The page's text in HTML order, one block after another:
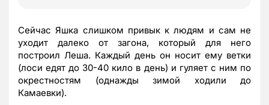
Сейчас Яшка слишком привык к людям и сам не
уходит далеко от загона, который для него
построил Леша. Каждый день он носит ему ветки
(лоси едят до 30-40 кило в день) и гуляет с ним по
окрестностям (однажды зимой ходили до
Камаевки).